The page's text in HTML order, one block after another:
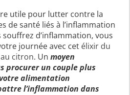
utile pour lutter contre la
de santé liés à l’inflammation
souffrez d’inflammation, vous
journée avec cet élixir du
citron. Unmoyen
procurer un couple plus
alimentation
l’inflammation dans